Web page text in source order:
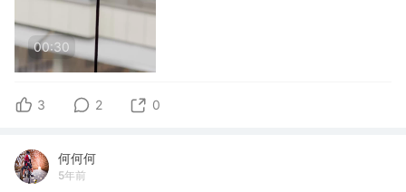
00:30
3 2 0
何何何
5年前